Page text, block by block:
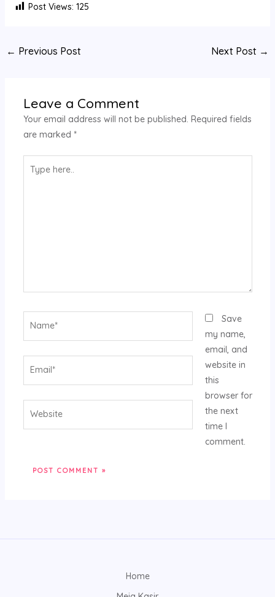
Post Views: 125
← Previous Post Next Post →
Leave a Comment
Your email address will not be published. Required fields
are marked *
here..
Save
my name,
email, and
website in
this
browser for
the next
time I
comment.
Home